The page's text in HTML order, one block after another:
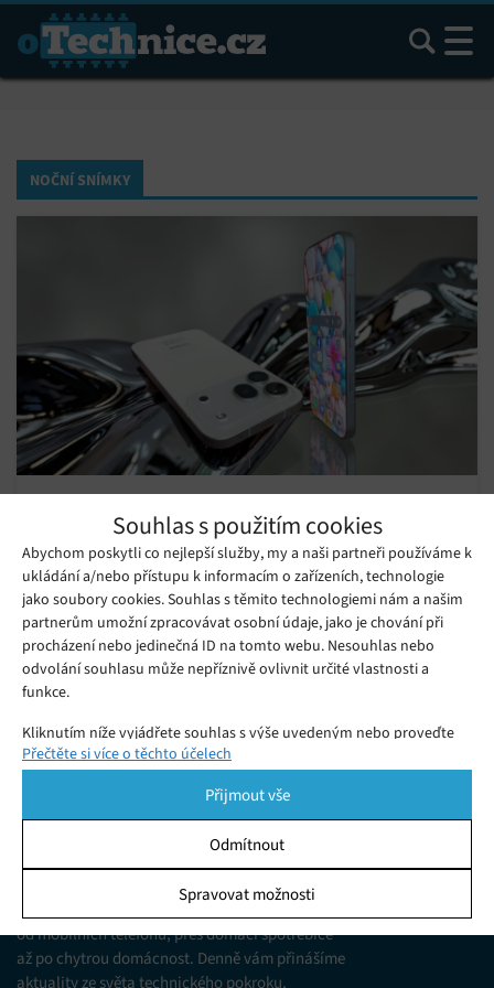
Souhlas s použitím cookies
Abychom poskytli co nejlepší služby, my a naši partneři používáme k
ukládání a/nebo přístupu k informacím o zařízeních, technologie
jako soubory cookies. Souhlas s těmito technologiemi nám a našim
partnerům umožní zpracovávat osobní údaje, jako je chování při
procházení nebo jedinečná ID na tomto webu. Nesouhlas nebo
odvolání souhlasu může nepříznivě ovlivnit určité vlastnosti a
funkce.
Kliknutím níže vyjádřete souhlas s výše uvedeným nebo proveďte
podrobnější rozhodnutí. Vaše volby budou použity pouze na tomto
pomocí přepínačů v Zásadách cookies nebo kliknutím na tlačítko
Spravovat souhlas ve spodní části obrazovky.
Ukládání a/nebo přístup k informacím v zařízení, Porozumění
publiku prostřednictvím statistik nebo kombinací údajů z
různých zdrojů.
Přečtěte si více o těchto účelech
Přijmout vše
Odmítnout
Spravovat možnosti
Hledat
NOČNÍ SNÍMKY
nočních snímků
Pátek 03. 07. 2026 Ivana
Brutální výkon i luxusní unibody design. Zjistěte, jak dopadl
HONOR 600 Pro v mém osobním testu a v čem naprosto drtí
konkurenci!
Jsme web zajímající se o technologické novinky
od mobilních telefonů, přes domácí spotřebiče
až po chytrou domácnost. Denně vám přinášíme
aktuality ze světa technického pokroku,